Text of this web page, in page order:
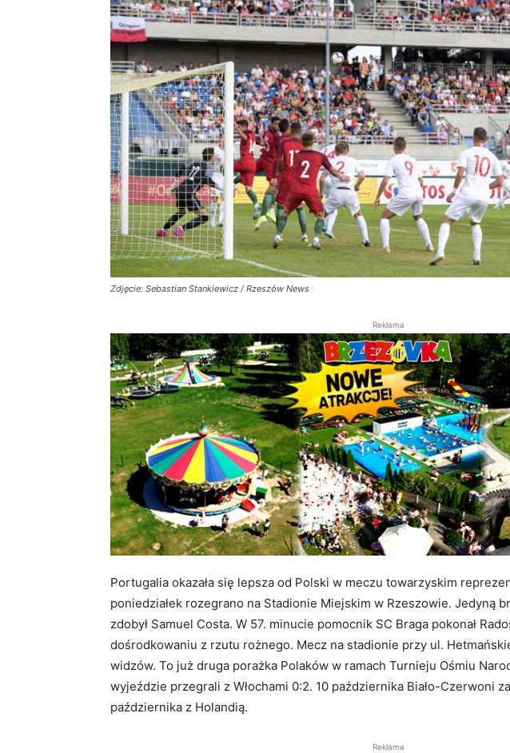
Zdjęcie: Sebastian Stankiewicz / Rzeszów News
Reklama
Portugalia okazała się lepsza od Polski w meczu towarzyskim
poniedziałek rozegrano na Stadionie Miejskim w Rzeszowie. Jedyną
zdobył Samuel Costa. W 57. minucie pomocnik SC Braga pokonał
dośrodkowaniu z rzutu rożnego. Mecz na stadionie przy ul.
widzów. To już druga porażka Polaków w ramach Turnieju Ośmiu
wyjeździe przegrali z Włochami 0:2. 10 października Biało-Czerwoni
października z Holandią.
Reklama